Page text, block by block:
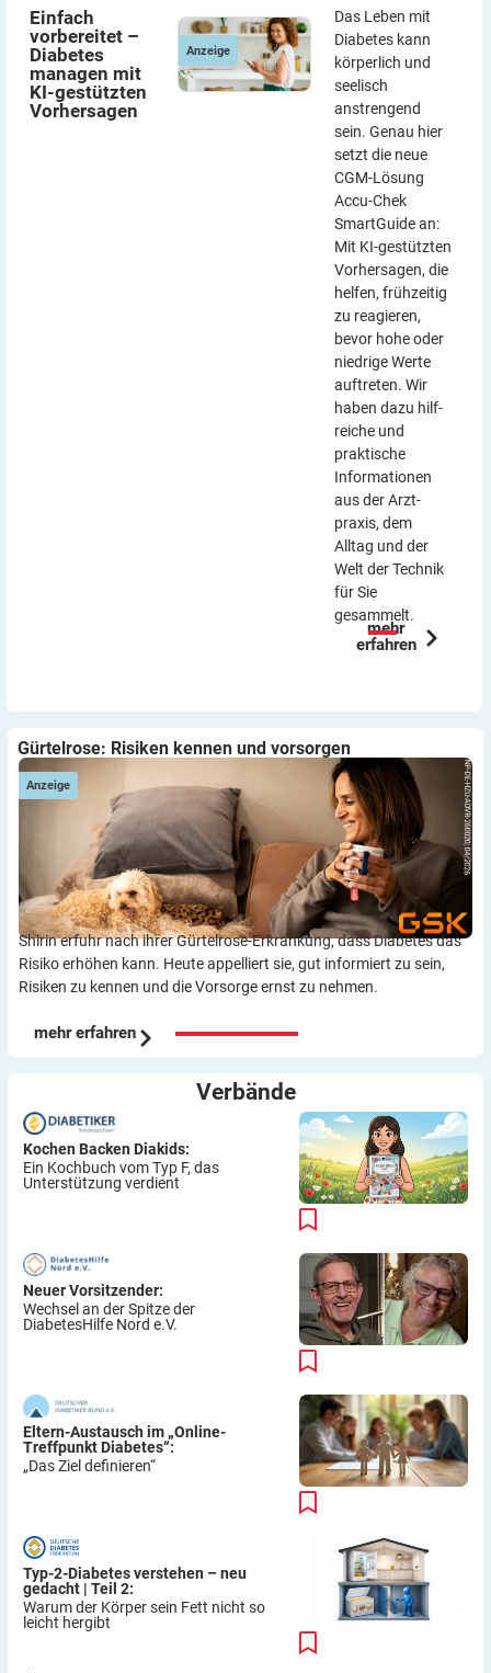
Vorhersagen
Vorhersagen
Einfach
vorbereitet –
Diabetes
managen mit
KI-gestützten
Vorhersagen
Anzeige
Das Leben mit
Diabetes kann
körperlich und
seelisch
anstrengend
sein. Genau hier
setzt die neue
CGM-Lösung
Accu-Chek
SmartGuide an:
Mit KI-gestützten
Vorher­sagen, die
helfen, frühzeitig
zu reagieren,
bevor hohe oder
niedrige Werte
auftreten. Wir
haben dazu hilf­
reiche und
praktische
Informationen
aus der Arzt­
praxis, dem
Alltag und der
Welt der Technik
für Sie
gesammelt.
mehr
erfahren
Gürtelrose: Risiken kennen und vorsorgen
Anzeige
Shirin erfuhr nach ihrer Gürtelrose-Erkrankung, dass Diabetes das
Risiko erhöhen kann. Heute appelliert sie, gut informiert zu sein,
Risiken zu kennen und die Vorsorge ernst zu nehmen.
mehr erfahren
Verbände
Kochen Backen Diakids:
Ein Kochbuch vom Typ F, das
Unterstützung verdient
Neuer Vorsitzender:
Wechsel an der Spitze der
DiabetesHilfe Nord e.V.
Eltern-Austausch im „Online-
Treffpunkt Diabetes“:
„Das Ziel definieren“
Typ-2-Diabetes verstehen – neu
gedacht | Teil 2:
Warum der Körper sein Fett nicht so
leicht hergibt